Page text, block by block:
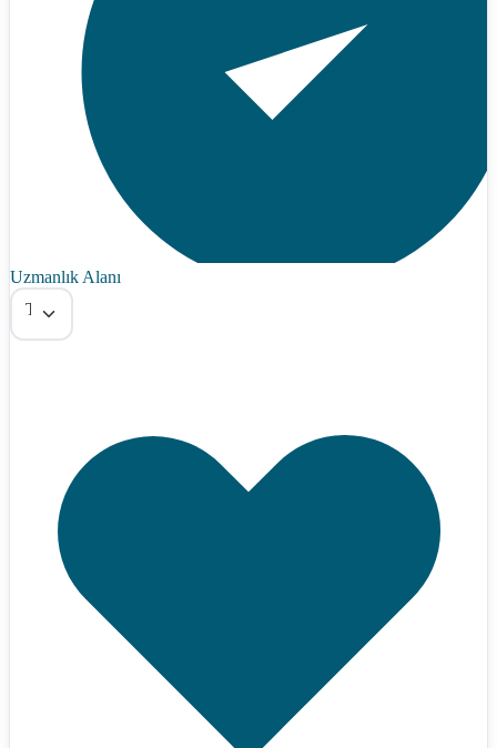
Uzmanlık Alanı
Tümü